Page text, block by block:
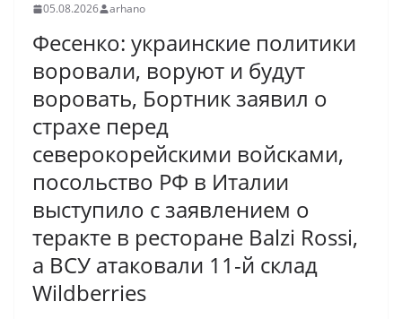
05.08.2026 arhano
Фесенко: украинские политики
воровали, воруют и будут
воровать, Бортник заявил о
страхе перед
северокорейскими войсками,
посольство РФ в Италии
выступило с заявлением о
теракте в ресторане Balzi Rossi,
а ВСУ атаковали 11-й склад
Wildberries